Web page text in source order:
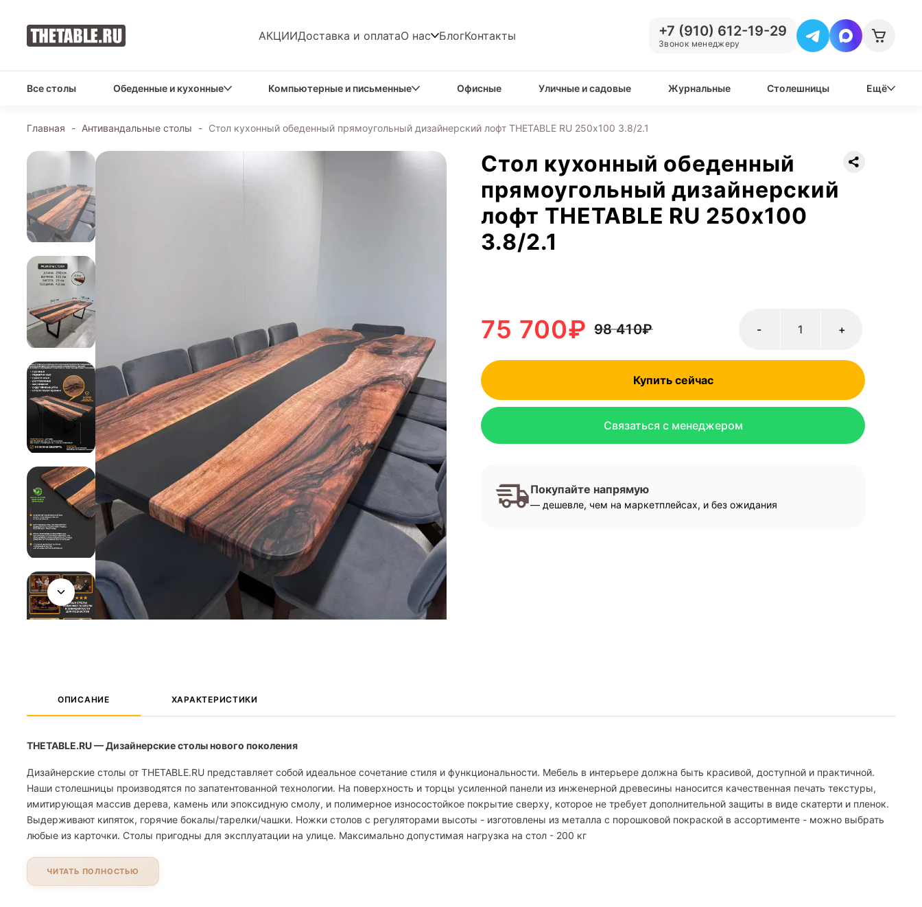
АКЦИИДоставка и оплатаО нас БлогКонтакты +7 (910) 612-19-29
Звонок менеджеру
Все столы Обеденные и кухонные Компьютерные и письменные Офисные Уличные и садовые Журнальные Столешницы Ещё
Главная - Антивандальные столы - Стол кухонный обеденный прямоугольный дизайнерский лофт THETABLE RU 250х100 3.8/2.1
Стол кухонный обеденный
прямоугольный дизайнерский
лофт THETABLE RU 250х100
3.8/2.1
98 410₽
75 700₽ +
-
Купить сейчас
Связаться с менеджером
Покупайте напрямую
— дешевле, чем на маркетплейсах, и без ожидания
ОПИСАНИЕ ХАРАКТЕРИСТИКИ
THETABLE.RU — Дизайнерские столы нового поколения
Дизайнерские столы от THETABLE.RU представляет собой идеальное сочетание стиля и функциональности. Мебель в интерьере должна быть красивой, доступной и практичной.
Наши столешницы производятся по запатентованной технологии. На поверхность и торцы усиленной панели из инженерной древесины наносится качественная печать текстуры,
имитирующая массив дерева, камень или эпоксидную смолу, и полимерное износостойкое покрытие сверху, которое не требует дополнительной защиты в виде скатерти и пленок.
Выдерживают кипяток, горячие бокалы/тарелки/чашки. Ножки столов с регуляторами высоты - изготовлены из металла с порошковой покраской в ассортименте - можно выбрать
любые из карточки. Столы пригодны для эксплуатации на улице. Максимально допустимая нагрузка на стол - 200 кг
ЧИТАТЬ ПОЛНОСТЬЮ